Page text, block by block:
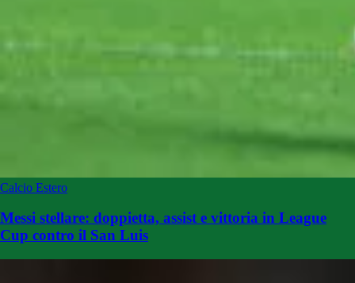
Calcio Estero
Messi stellare: doppietta, assist e vittoria in League
Cup contro il San Luis